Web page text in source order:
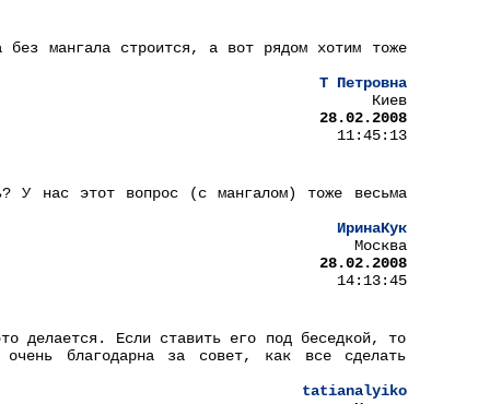
мангала строится, а вот рядом хотим тоже
Т Петровна
Киев
28.02.2008
11:45:13
У нас этот вопрос (с мангалом) тоже весьма
ИринаКук
Москва
28.02.2008
14:13:45
делается. Если ставить его под беседкой, то
благодарна за совет, как все сделать
tatianalyiko